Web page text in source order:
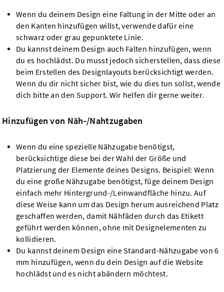
Wenn du deinem Design eine Faltung in der Mitte oder an
den Kanten hinzufügen willst, verwende dafür eine
schwarz oder grau gepunktete Linie.
Du kannst deinem Design auch Falten hinzufügen, wenn
du es hochlädst. Du musst jedoch sicherstellen, dass diese
beim Erstellen des Designlayouts berücksichtigt werden.
Wenn du dir nicht sicher bist, wie du dies tun sollst, wende
dich bitte an den Support. Wir helfen dir gerne weiter.
Hinzufügen von Näh-/Nahtzugaben
Wenn du eine spezielle Nähzugabe benötigst,
berücksichtige diese bei der Wahl der Größe und
Platzierung der Elemente deines Designs. Beispiel: Wenn
du eine große Nähzugabe benötigst, füge deinem Design
einfach mehr Hintergrund-/Leinwandfläche hinzu. Auf
diese Weise kann um das Design herum ausreichend Platz
geschaffen werden, damit Nähfäden durch das Etikett
geführt werden können, ohne mit Designelementen zu
kollidieren.
Du kannst deinem Design eine Standard-Nähzugabe von 6
mm hinzufügen, wenn du dein Design auf die Website
hochlädst und es nicht abändern möchtest.